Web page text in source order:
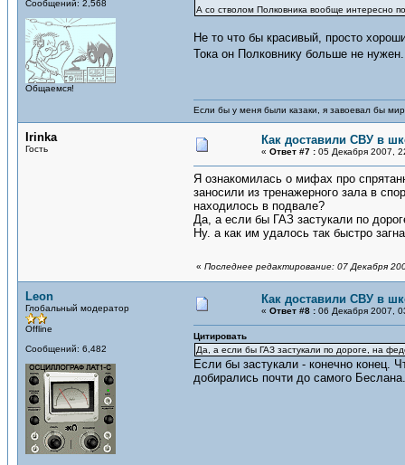
Сообщений: 2,568
Общаемся!
А со стволом Полковника вообще интересно
Не то что бы красивый, просто
Тока он Полковнику больше не
Если бы у меня были казаки, я завоевал бы
Irinka
Гость
Как доставили СВУ в
« Ответ #7 : 05 Декабря 2007,
Я ознакомилась о мифах про
заносили из тренажерного зала в
находилось в подвале?
Да, а если бы ГАЗ застукали по
Ну. а как им удалось так быстро
« Последнее редактирование: 07 Декабря
Leon
Глобальный модератор
Offline
Сообщений: 6,482
Как доставили СВУ в
« Ответ #8 : 06 Декабря 2007,
Цитировать
Да, а если бы ГАЗ застукали по дороге, на
Если бы застукали - конечно конец.
добирались почти до самого